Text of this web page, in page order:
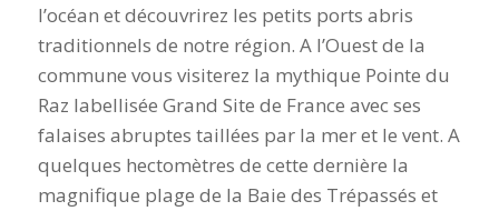
l’océan et découvrirez les petits ports abris
traditionnels de notre région. A l’Ouest de la
commune vous visiterez la mythique Pointe du
Raz labellisée Grand Site de France avec ses
falaises abruptes taillées par la mer et le vent. A
quelques hectomètres de cette dernière la
magnifique plage de la Baie des Trépassés et